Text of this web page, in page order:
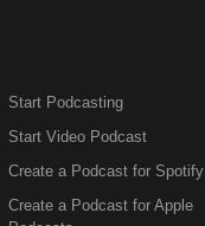
Start Podcasting
Start Video Podcast
Create a Podcast for Spotify
Create a Podcast for Apple